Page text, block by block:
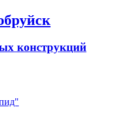
конструкций